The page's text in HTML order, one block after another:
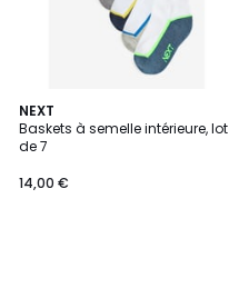
NEXT
Baskets à semelle intérieure, lot
de 7
14,00 €